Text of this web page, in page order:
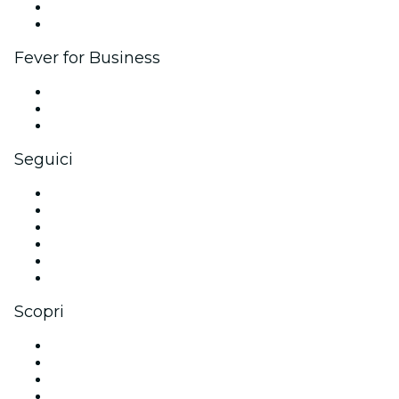
Fever for Business
Seguici
Scopri